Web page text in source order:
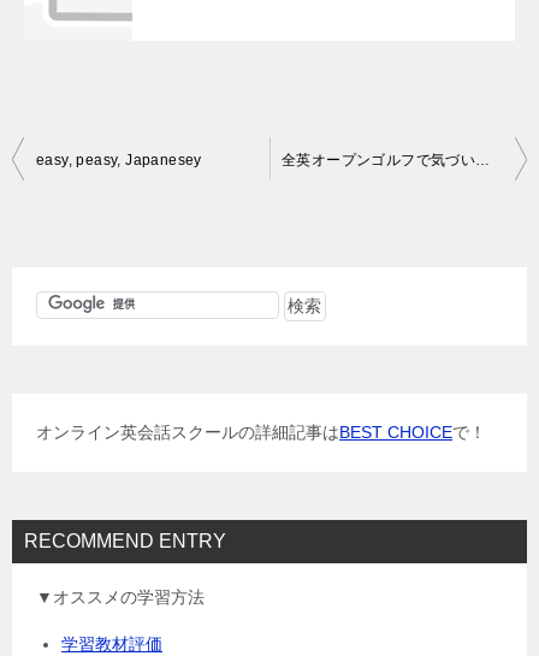
投
easy, peasy, Japanesey
オンライン英会話スクールの詳細記事はBEST CHOICEで！
RECOMMEND ENTRY
▼オススメの学習方法
学習教材評価